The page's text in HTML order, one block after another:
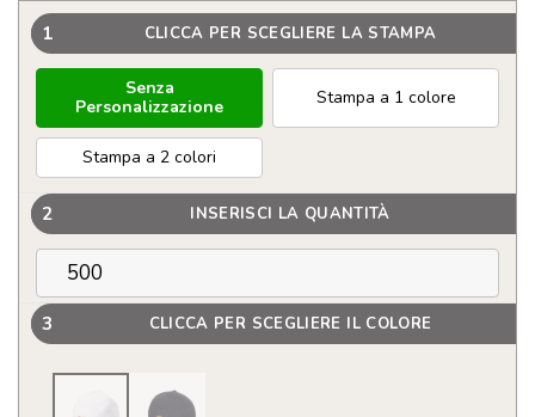
1 CLICCA PER SCEGLIERE LA STAMPA
Senza
Personalizzazione
Stampa a 1 colore
Stampa a 2 colori
2 INSERISCI LA QUANTITÀ
3 CLICCA PER SCEGLIERE IL COLORE